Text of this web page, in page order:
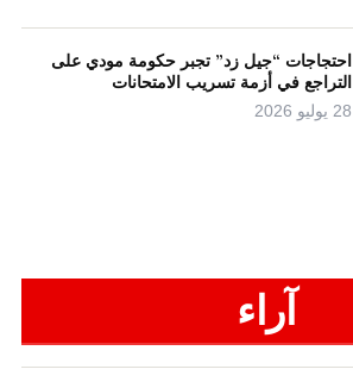
احتجاجات “جيل زد” تجبر حكومة مودي على
التراجع في أزمة تسريب الامتحانات
28 يوليو 2026
آراء